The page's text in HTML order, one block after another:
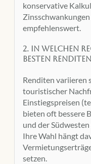
konservative
empfehlenswert.
2. In welchen
besten
Renditen variieren
touristischer
Einstiegspreisen
bieten oft bessere
und der
Ihre Wahl hängt
setzen.